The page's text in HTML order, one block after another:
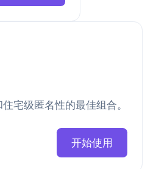
宅级匿名性的最佳组合。
开始使用